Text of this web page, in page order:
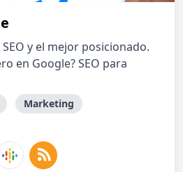
y el mejor posicionado.
en Google? SEO para
Marketing